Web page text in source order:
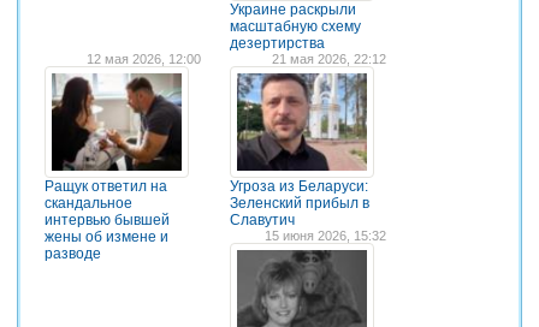
Украине раскрыли
масштабную схему
дезертирства
12 мая 2026, 12:00
Ращук ответил на
скандальное
интервью бывшей
жены об измене и
разводе
21 мая 2026, 22:12
Угроза из Беларуси:
Зеленский прибыл в
Славутич
15 июня 2026, 15:32